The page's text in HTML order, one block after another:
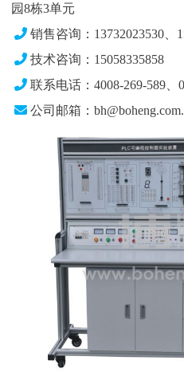
园8栋3单元
销售咨询：13732023530、
技术咨询：15058335858
联系电话：4008-269-589、
公司邮箱：